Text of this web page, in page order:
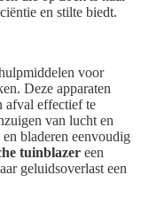
en stilte biedt.
voor
Deze apparaten
afval effectief te
van lucht en
bladeren eenvoudig
tuinblazer een
geluidsoverlast een